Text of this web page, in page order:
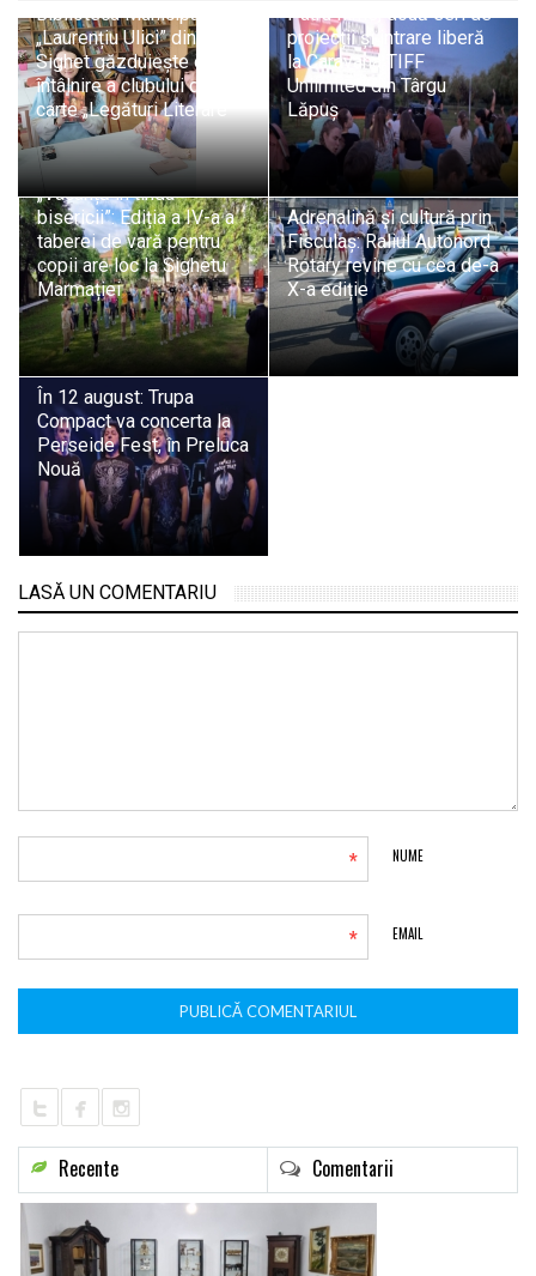
Biblioteca Municipală
„Laurențiu Ulici” din
Sighet găzduiește o nouă
întâlnire a clubului de
carte „Legături Literare”
Patru filme, două seri de
proiecții și intrare liberă
la Caravana TIFF
Unlimited din Târgu
Lăpuș
„Vacanță în tinda
bisericii”: Ediția a IV-a a
taberei de vară pentru
copii are loc la Sighetu
Marmației
Adrenalină și cultură prin
Fisculaș: Raliul Autonord
Rotary revine cu cea de-a
X-a ediție
În 12 august: Trupa
Compact va concerta la
Perseide Fest, în Preluca
Nouă
LASĂ UN COMENTARIU
NUME
*
EMAIL
*
Recente Comentarii